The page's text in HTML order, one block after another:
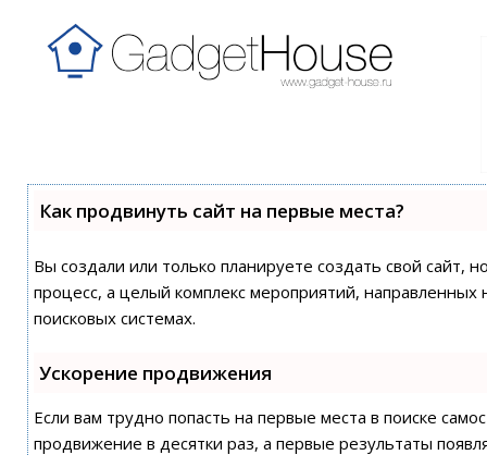
Как продвинуть сайт на первые места?
Вы создали или только планируете создать свой сайт,
процесс, а целый комплекс мероприятий,
поисковых системах.
Ускорение продвижения
Если вам трудно попасть на первые места в поиске
продвижение в десятки раз, а первые результаты